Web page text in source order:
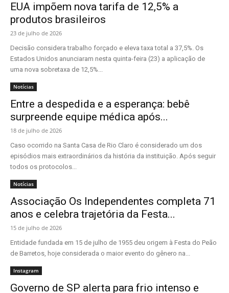
EUA impõem nova tarifa de 12,5% a
produtos brasileiros
23 de julho de 2026
Decisão considera trabalho forçado e eleva taxa total a 37,5%. Os
Estados Unidos anunciaram nesta quinta-feira (23) a aplicação de
uma nova sobretaxa de 12,5%...
Notícias
Entre a despedida e a esperança: bebê
surpreende equipe médica após...
18 de julho de 2026
Caso ocorrido na Santa Casa de Rio Claro é considerado um dos
episódios mais extraordinários da história da instituição. Após seguir
todos os protocolos...
Notícias
Associação Os Independentes completa 71
anos e celebra trajetória da Festa...
15 de julho de 2026
Entidade fundada em 15 de julho de 1955 deu origem à Festa do Peão
de Barretos, hoje considerada o maior evento do gênero na...
Instagram
Governo de SP alerta para frio intenso e